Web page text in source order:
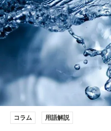
コラム 用語解説